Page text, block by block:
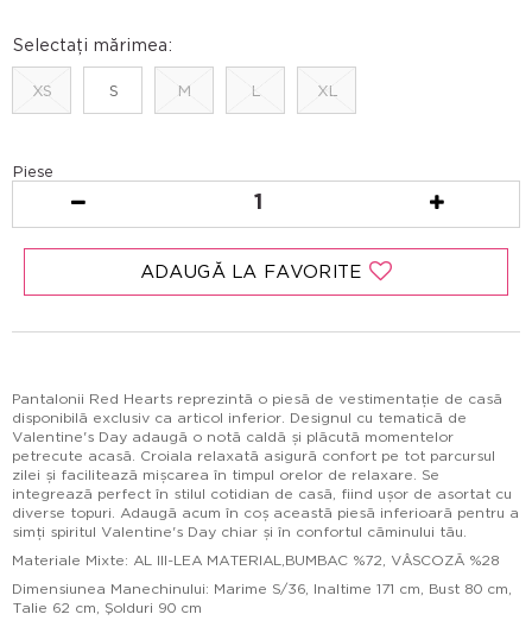
Selectați mărimea:
XS S M L XL
Piese
1
ADAUGĂ LA FAVORITE
Pantalonii Red Hearts reprezintă o piesă de vestimentație de casă
disponibilă exclusiv ca articol inferior. Designul cu tematică de
Valentine's Day adaugă o notă caldă și plăcută momentelor
petrecute acasă. Croiala relaxată asigură confort pe tot parcursul
zilei și facilitează mișcarea în timpul orelor de relaxare. Se
integrează perfect în stilul cotidian de casă, fiind ușor de asortat cu
diverse topuri. Adaugă acum în coș această piesă inferioară pentru a
simți spiritul Valentine's Day chiar și în confortul căminului tău.
Materiale Mixte: AL III-LEA MATERIAL,BUMBAC %72, VÂSCOZĂ %28
Dimensiunea Manechinului: Marime S/36, Inaltime 171 cm, Bust 80 cm,
Talie 62 cm, Şolduri 90 cm